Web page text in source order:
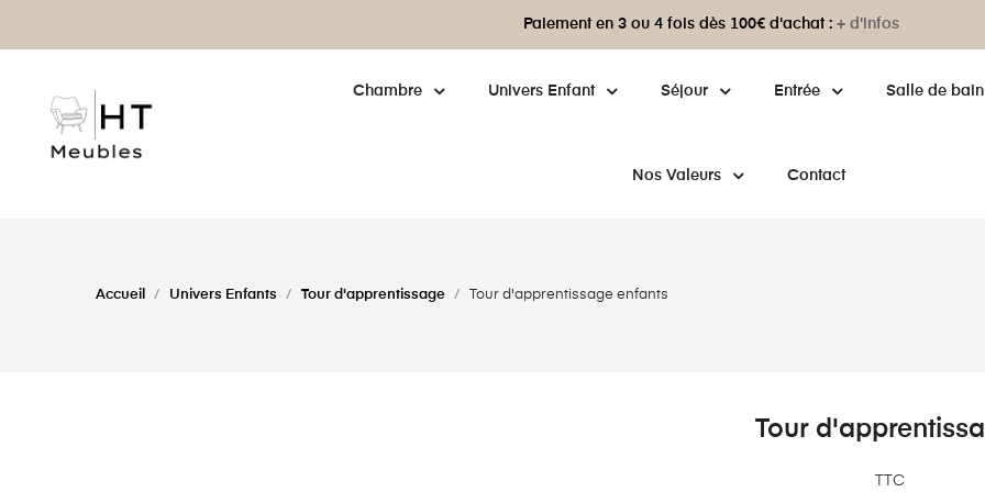
Paiement en 3 ou 4 fois dès 100€ d'achat : + d'infos
Chambre Univers Enfant Séjour Entrée Salle de bain
Nos Valeurs Contact
Accueil Univers Enfants Tour d'apprentissage Tour d'apprentissage enfants
Tour
TTC